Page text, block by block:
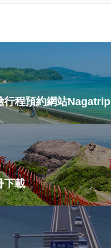
行程預約網站Nagatrip
下載